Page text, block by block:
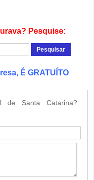
Pesquise:
É GRATUÍTO
de Santa Catarina?